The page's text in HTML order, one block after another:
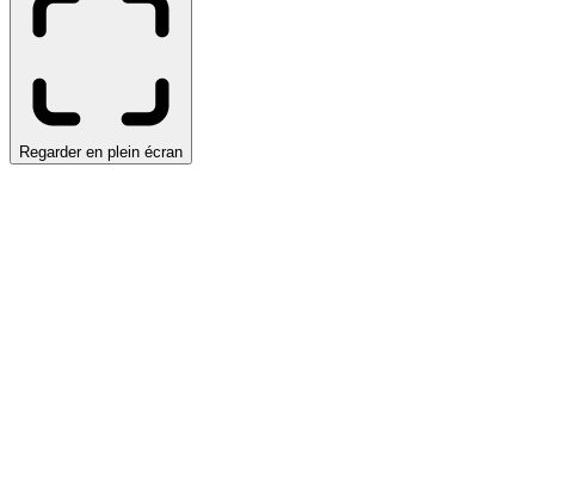
Regarder en plein écran